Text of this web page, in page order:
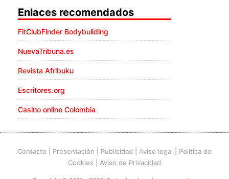
Enlaces recomendados
FitClubFinder Bodybuilding
NuevaTribuna.es
Revista Afribuku
Escritores.org
Casino online Colombia
Contacto Presentación Publicidad Aviso legal
Política de
Cookies
Aviso de Privacidad